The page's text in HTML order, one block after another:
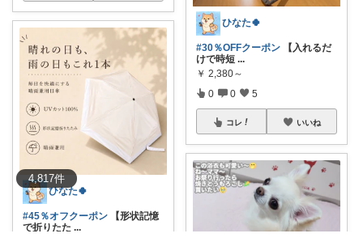
4,817件
ひなた🍀
#45％オフクーポン 【形状記憶
で折りたた ...
ひなた🍀
#30％OFFクーポン 【入れるだ
けで時短 ...
￥ 2,380～
0 0 5
コレ いいね